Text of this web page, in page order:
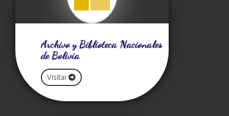
Archivo y Biblioteca Nacionales
de Bolivia
Visitar